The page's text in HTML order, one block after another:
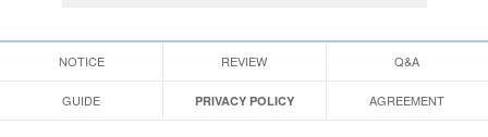
NOTICE REVIEW Q&A
GUIDE PRIVACY POLICY AGREEMENT